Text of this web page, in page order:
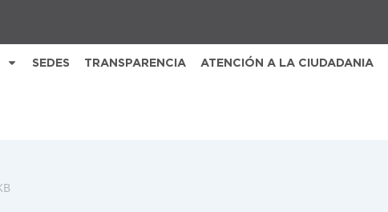
SEDES TRANSPARENCIA ATENCIÓN A LA CIUDADANIA